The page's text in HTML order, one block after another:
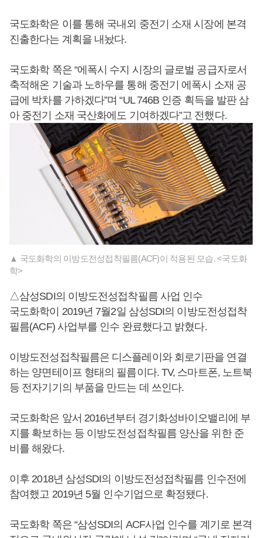
국도화학은 이를 통해 국내외 중전기 소재 시장에 본격
진출한다는 계획을 내놨다.
국도화학 쪽은 “에폭시 수지 시장의 글로벌 공급자로서
축적해온 기술과 노하우를 통해 중전기 에폭시 소재 공
급에 박차를 가하겠다”며 “UL 746B 인증 획득을 발판 삼
아 중전기 소재 국산화에도 기여하겠다”고 전했다.
▲ 국도화학의 이방도전성접착필름(ACF)이 적용된 모습. <국도화
학>
△삼성SDI의 이방도전성접착필름 사업 인수
국도화학이 2019년 7월2일 삼성SDI의 이방도전성접착
필름(ACF) 사업부를 인수 완료했다고 밝혔다.
이방도전성접착필름은 디스플레이와 회로기판을 연결
하는 양면테이프 형태의 필름이다. TV, 스마트폰, 노트북
등 전자기기의 부품을 만드는 데 쓰인다.
국도화학은 앞서 2016년부터 경기화성바이오밸리에 부
지를 확보하는 등 이방도전성접착필름 양산을 위한 준
비를 해왔다.
이후 2018년 삼성SDI의 이방도전성접착필름 인수전에
참여했고 2019년 5월 인수기업으로 확정됐다.
국도화학 쪽은 “삼성SDI의 ACF사업 인수를 계기로 본격